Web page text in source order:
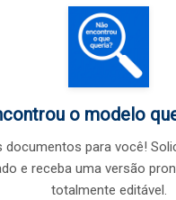
o modelo
documentos para você!
e receba uma versão
totalmente editável.